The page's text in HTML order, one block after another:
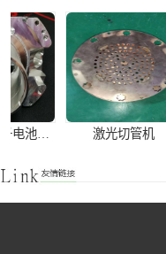
全自动铝离子电池壳激光焊接机 激光切管机